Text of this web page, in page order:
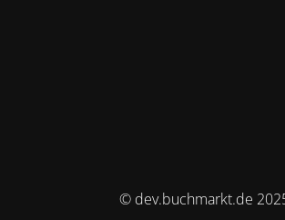
© dev.buchmarkt.de